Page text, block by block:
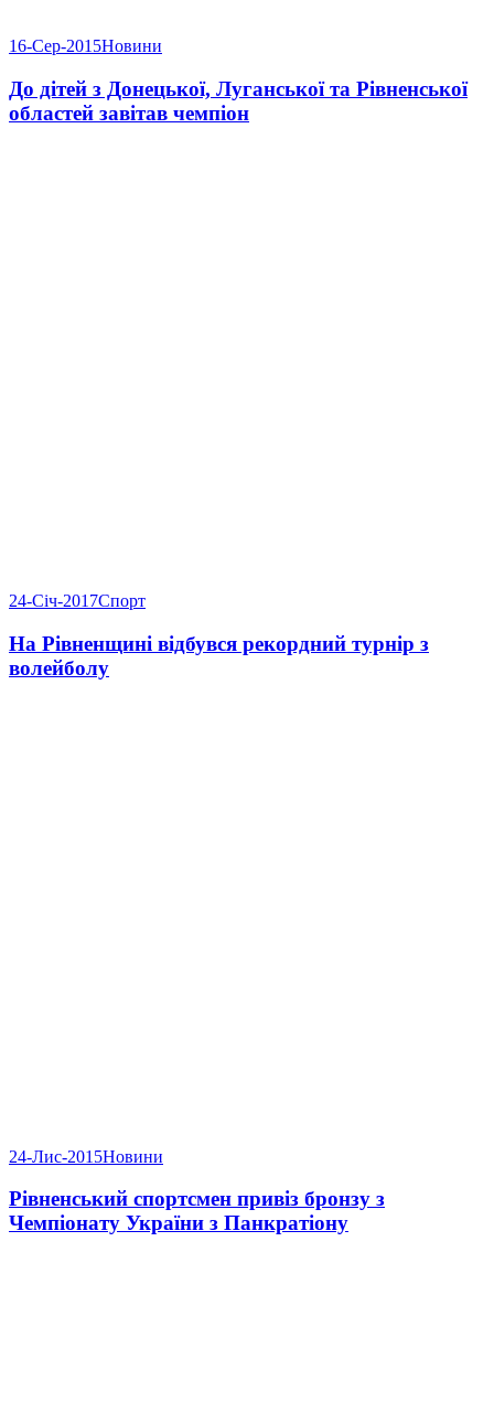
16-Сер-2015Новини
До дітей з Донецької, Луганської та Рівненської
областей завітав чемпіон
24-Січ-2017Спорт
На Рівненщині відбувся рекордний турнір з
волейболу
24-Лис-2015Новини
Рівненський спортсмен привіз бронзу з
Чемпіонату України з Панкратіону